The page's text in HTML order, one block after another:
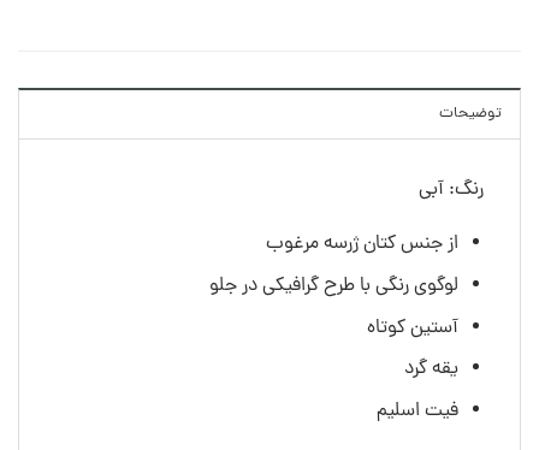
توضیحات
رنگ: آبی
از جنس کتان ژرسه مرغوب
لوگوی رنگی با طرح گرافیکی در جلو
آستین کوتاه
یقه گرد
فیت اسلیم